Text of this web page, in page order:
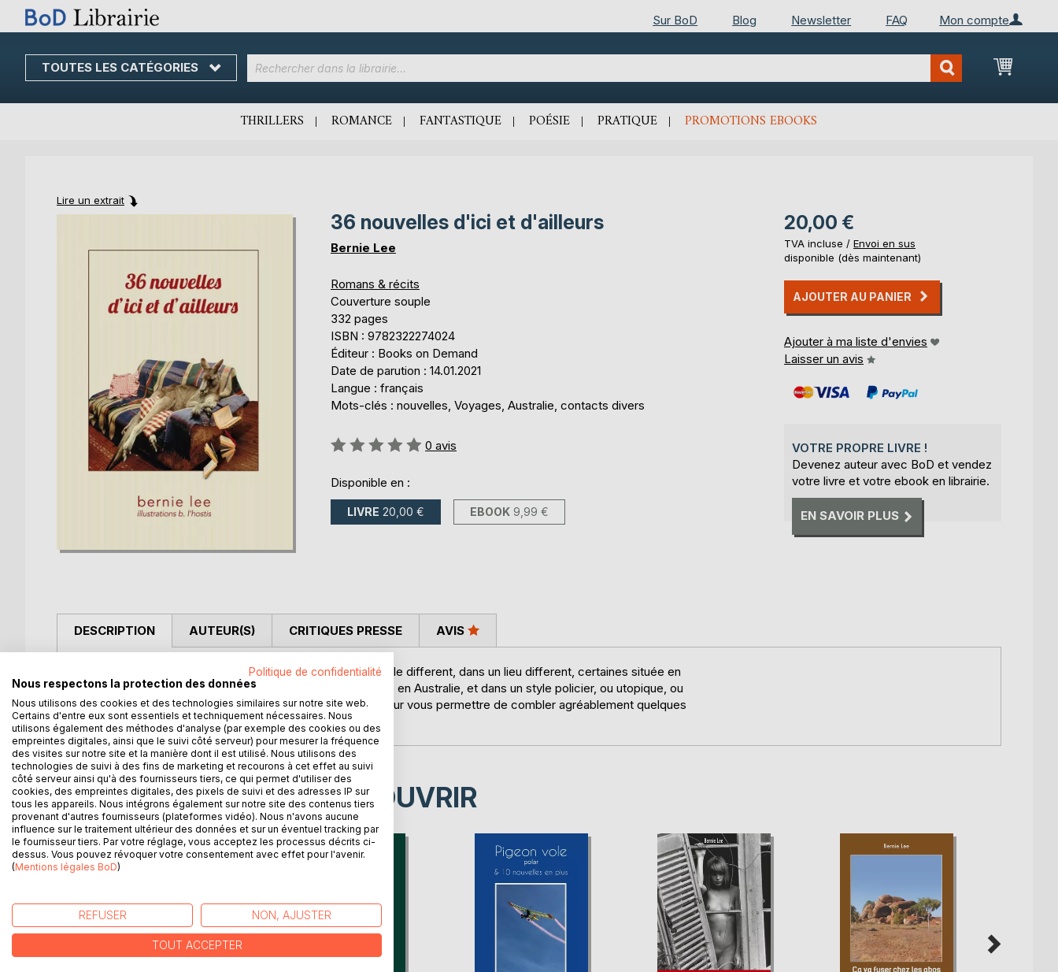
Mon compte
Sur BoD Blog Newsletter FAQ
TOUTES LES CATÉGORIES
Skip
Content
Mon
THRILLERS ROMANCE FANTASTIQUE POÉSIE PRATIQUE PROMOTIONS EBOOKS
Lire un extrait
36 nouvelles d'ici et d'ailleurs
Bernie Lee
Romans & récits
Couverture souple
332 pages
ISBN : 9782322274024
Éditeur : Books on Demand
Date de parution : 14.01.2021
Langue : français
Mots-clés : nouvelles, Voyages, Australie, contacts divers
Évaluation:
0 avis
Disponible en :
LIVRE 20,00 € EBOOK 9,99 €
20,00 €
TVA incluse / Envoi en sus
disponible (dès maintenant)
AJOUTER AU PANIER
Ajouter à ma liste d'envies
Laisser un avis
VOTRE PROPRE LIVRE !
Devenez auteur avec BoD et vendez
votre livre et votre ebook en librairie.
EN SAVOIR PLUS
DESCRIPTION
difficile de résumer trente six histoires, toutes dans un style different, dans un lieu different, certaines située en
Bretagne, d'autres en Charente Maritime, d'autres encore en Australie, et dans un style policier, ou utopique, ou
réaliste, bref un divertissement sous diverses latitudes pour vous permettre de combler agréablement quelques
moments de solitude ou d'ennui
AUTEUR(S) CRITIQUES PRESSE AVIS
D’AUTRES TITRES À DÉCOUVRIR
Politique de confidentialité
Nous respectons la protection des données
Nous utilisons des cookies et des technologies similaires sur notre site web.
Certains d'entre eux sont essentiels et techniquement nécessaires. Nous
utilisons également des méthodes d'analyse (par exemple des cookies ou des
empreintes digitales, ainsi que le suivi côté serveur) pour mesurer la fréquence
des visites sur notre site et la manière dont il est utilisé. Nous utilisons des
technologies de suivi à des fins de marketing et recourons à cet effet au suivi
côté serveur ainsi qu'à des fournisseurs tiers, ce qui permet d'utiliser des
cookies, des empreintes digitales, des pixels de suivi et des adresses IP sur
tous les appareils. Nous intégrons également sur notre site des contenus tiers
provenant d'autres fournisseurs (plateformes vidéo). Nous n'avons aucune
influence sur le traitement ultérieur des données et sur un éventuel tracking par
le fournisseur tiers. Par votre réglage, vous acceptez les processus décrits ci-
dessus. Vous pouvez révoquer votre consentement avec effet pour l'avenir.
(Mentions légales BoD)
REFUSER NON, AJUSTER
TOUT ACCEPTER